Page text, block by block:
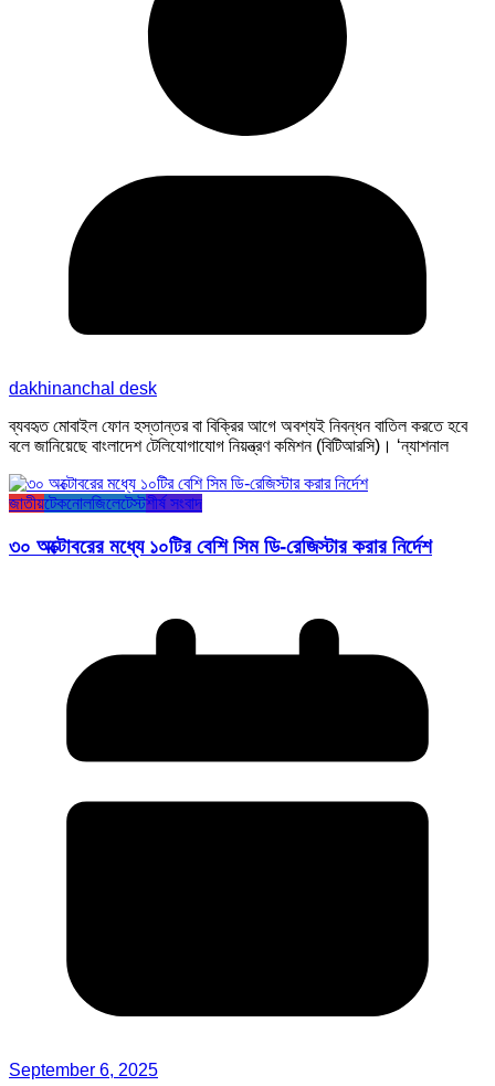
dakhinanchal desk
ব্যবহৃত মোবাইল ফোন হস্তান্তর বা বিক্রির আগে অবশ্যই নিবন্ধন বাতিল করতে হবে
বলে জানিয়েছে বাংলাদেশ টেলিযোগাযোগ নিয়ন্ত্রণ কমিশন (বিটিআরসি)। ‘ন্যাশনাল
জাতীয়টেকনোলজিলেটেস্টশীর্ষ সংবাদ
৩০ অক্টোবরের মধ্যে ১০টির বেশি সিম ডি-রেজিস্টার করার নির্দেশ
September 6, 2025